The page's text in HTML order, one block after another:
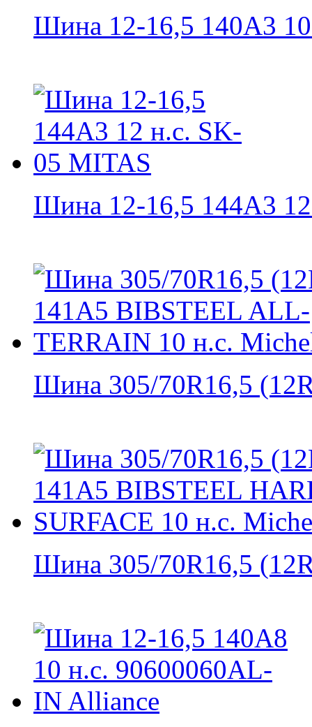
Шина 12-16,5 140A3
Шина 12-16,5 144A3
Шина 305/70R16,5
Шина 305/70R16,5